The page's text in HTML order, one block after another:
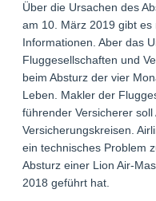
Über die Ursachen des
am 10. März 2019 gibt
Informationen. Aber das
Fluggesellschaften und
beim Absturz der vier
Leben. Makler der
führender Versicherer
Versicherungskreisen.
ein technisches Problem
Absturz einer Lion Air-
2018 geführt hat.